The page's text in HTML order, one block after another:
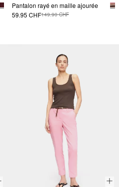
Pantalon rayé en maille ajourée
59.95 CHF149.90 CHF